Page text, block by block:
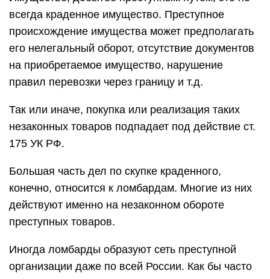
всегда краденное имущество. Преступное
происхождение имущества может предполагать
его нелегальный оборот, отсутствие документов
на приобретаемое имущество, нарушение
правил перевозки через границу и т.д.
Так или иначе, покупка или реализация таких
незаконных товаров подпадает под действие ст.
175 УК РФ.
Большая часть дел по скупке краденного,
конечно, относится к ломбардам. Многие из них
действуют именно на незаконном обороте
преступных товаров.
Иногда ломбарды образуют сеть преступной
организации даже по всей России. Как бы часто